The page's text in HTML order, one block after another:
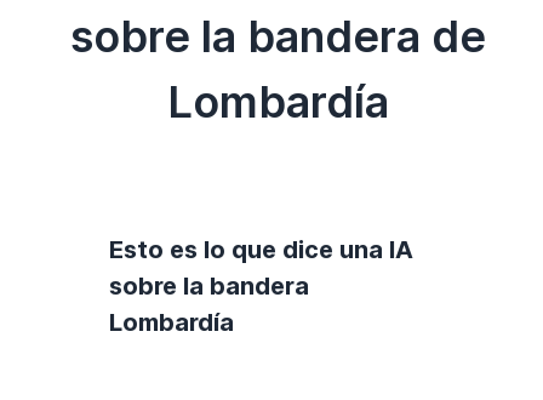
sobre la bandera de
Lombardía
Esto es lo que dice una IA
sobre la bandera
Lombardía